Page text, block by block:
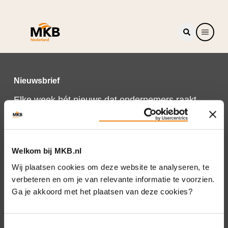
Welkom bij MKB.nl
Wij plaatsen cookies om deze website te analyseren, te
verbeteren en om je van relevante informatie te voorzien.
Ga je akkoord met het plaatsen van deze cookies?
Nieuwsbrief
Elke week hét nieuws dat ondernemers raakt.
Schrijf je nu in voor de MKB-Nederland
nieuwsbrief.
Schrijf je in
Direct naar
Over ons